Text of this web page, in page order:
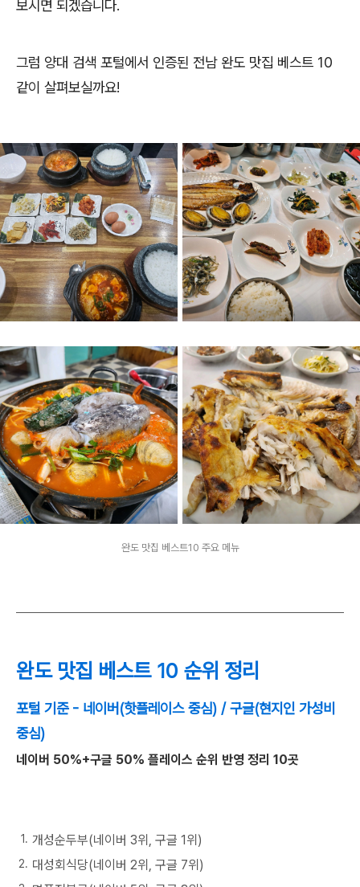
보시면 되겠습니다.
그럼 양대 검색 포털에서 인증된 전남 완도 맛집 베스트 10
같이 살펴보실까요!
완도 맛집 베스트10 주요 메뉴
완도 맛집 베스트 10 순위 정리
포털 기준 - 네이버(핫플레이스 중심) / 구글(현지인 가성비
중심)
네이버 50%+구글 50% 플레이스 순위 반영 정리 10곳
개성순두부(네이버 3위, 구글 1위)
대성회식당(네이버 2위, 구글 7위)